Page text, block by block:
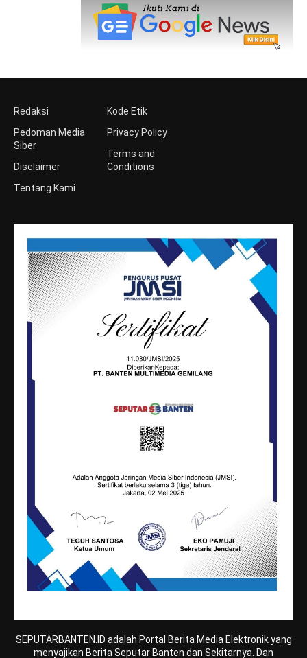
Redaksi
Pedoman Media
Siber
Disclaimer
Tentang Kami
Kode Etik
Privacy Policy
Terms and
Conditions
SEPUTARBANTEN.ID adalah Portal Berita Media Elektronik yang
menyajikan Berita Seputar Banten dan Sekitarnya. Dan